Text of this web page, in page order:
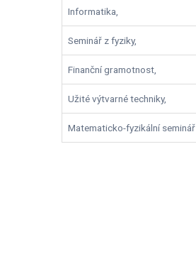
Informatika,
Seminář z fyziky,
Finanční gramotnost,
Užité výtvarné techniky,
Matematicko-fyzikální seminář